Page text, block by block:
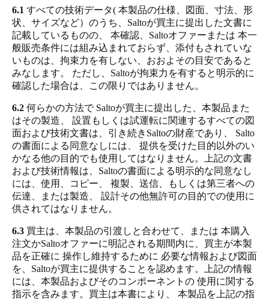
6.1 すべての技術データ( 本製品の仕様、図面、寸法、形
状、サイズなど）のうち、Saltoが買主に提出した文書に
記載しているものの、 本確認、Saltoオファーまたは 本一
般販売条件には組み込まれておらず、添付もされていな
いものは、拘束力を有しない、おおよその目安であると
みなします。 ただし、Saltoが拘束力を有すると明示的に
確認した場合は、この限りではありません。
6.2 何らかの方法で Saltoが買主に提出した、本製品また
はその製造、 設置もしくは試運転に関連するすべての図
面および技術文書は、引き続きSaltoの財産であり、 Salto
の書面による同意なしには、 提供を受けた目的以外のい
かなる他の目的でも使用してはなりません。上記の文書
および技術情報は、Saltoの書面による明示的な同意なし
には、使用、コピー、 複製、送信、もしくは第三者への
伝達、または製造、 設計その他無許可の目的での使用に
供されてはなりません。
6.3 買主は、本製品の引渡しと合わせて、または 本購入
注文かSaltoオファーに明記される期間内に、買主が本製
品を正確に 操作し維持するために 必要な情報および図面
を、Saltoが買主に提供することを認めます。上記の情報
には、本製品およびそのコンポーネントの 使用に関する
指示を含みます。買主は本書により、 本製品を上記の指